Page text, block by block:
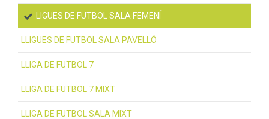
LIGUES DE FUTBOL SALA FEMENÍ
LLIGUES DE FUTBOL SALA PAVELLÓ
LLIGA DE FUTBOL 7
LLIGA DE FUTBOL 7 MIXT
LLIGA DE FUTBOL SALA MIXT